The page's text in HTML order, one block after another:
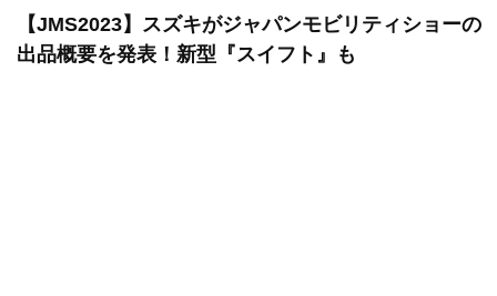
【JMS2023】スズキがジャパンモビリティショーの
出品概要を発表！新型『スイフト』も